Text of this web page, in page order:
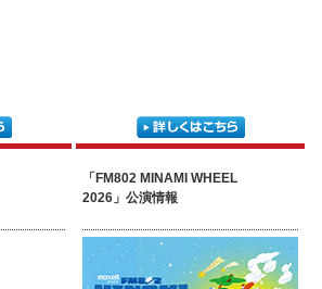
「FM802 MINAMI WHEEL
2026」公演情報